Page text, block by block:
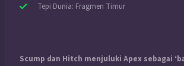
Tepi Dunia: Fragmen Timur
Scump dan Hitch menjuluki Apex sebagai